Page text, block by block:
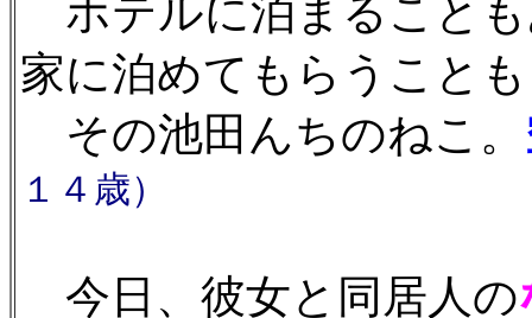
ホテルに泊まること
家に泊めてもらうこと
その池田んちのねこ。
１４歳）
今日、彼女と同居人の